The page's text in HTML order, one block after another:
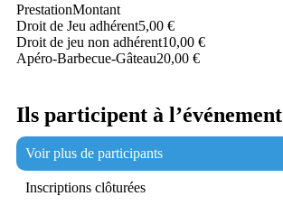
PrestationMontant
Droit de Jeu adhérent5,00 €
Droit de jeu non adhérent10,00 €
Apéro-Barbecue-Gâteau20,00 €
Ils participent à l’événement
Voir plus de participants
Inscriptions clôturées